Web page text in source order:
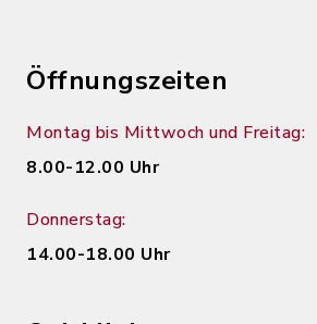
Öffnungszeiten
Montag bis Mittwoch und Freitag:
8.00-12.00 Uhr
Donnerstag:
14.00-18.00 Uhr